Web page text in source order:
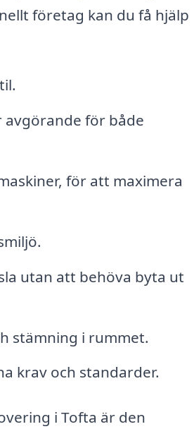
företag kan du få hjälp
avgörande för både
för att maximera
utan att behöva byta ut
stämning i rummet.
krav och standarder.
i Tofta är den